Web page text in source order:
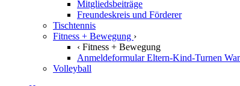
Mitgliedsbeiträge
Freundeskreis und Förderer
Tischtennis
Fitness + Bewegung ›
‹ Fitness + Bewegung
Anmeldeformular Eltern-Kind-Turnen
Volleyball